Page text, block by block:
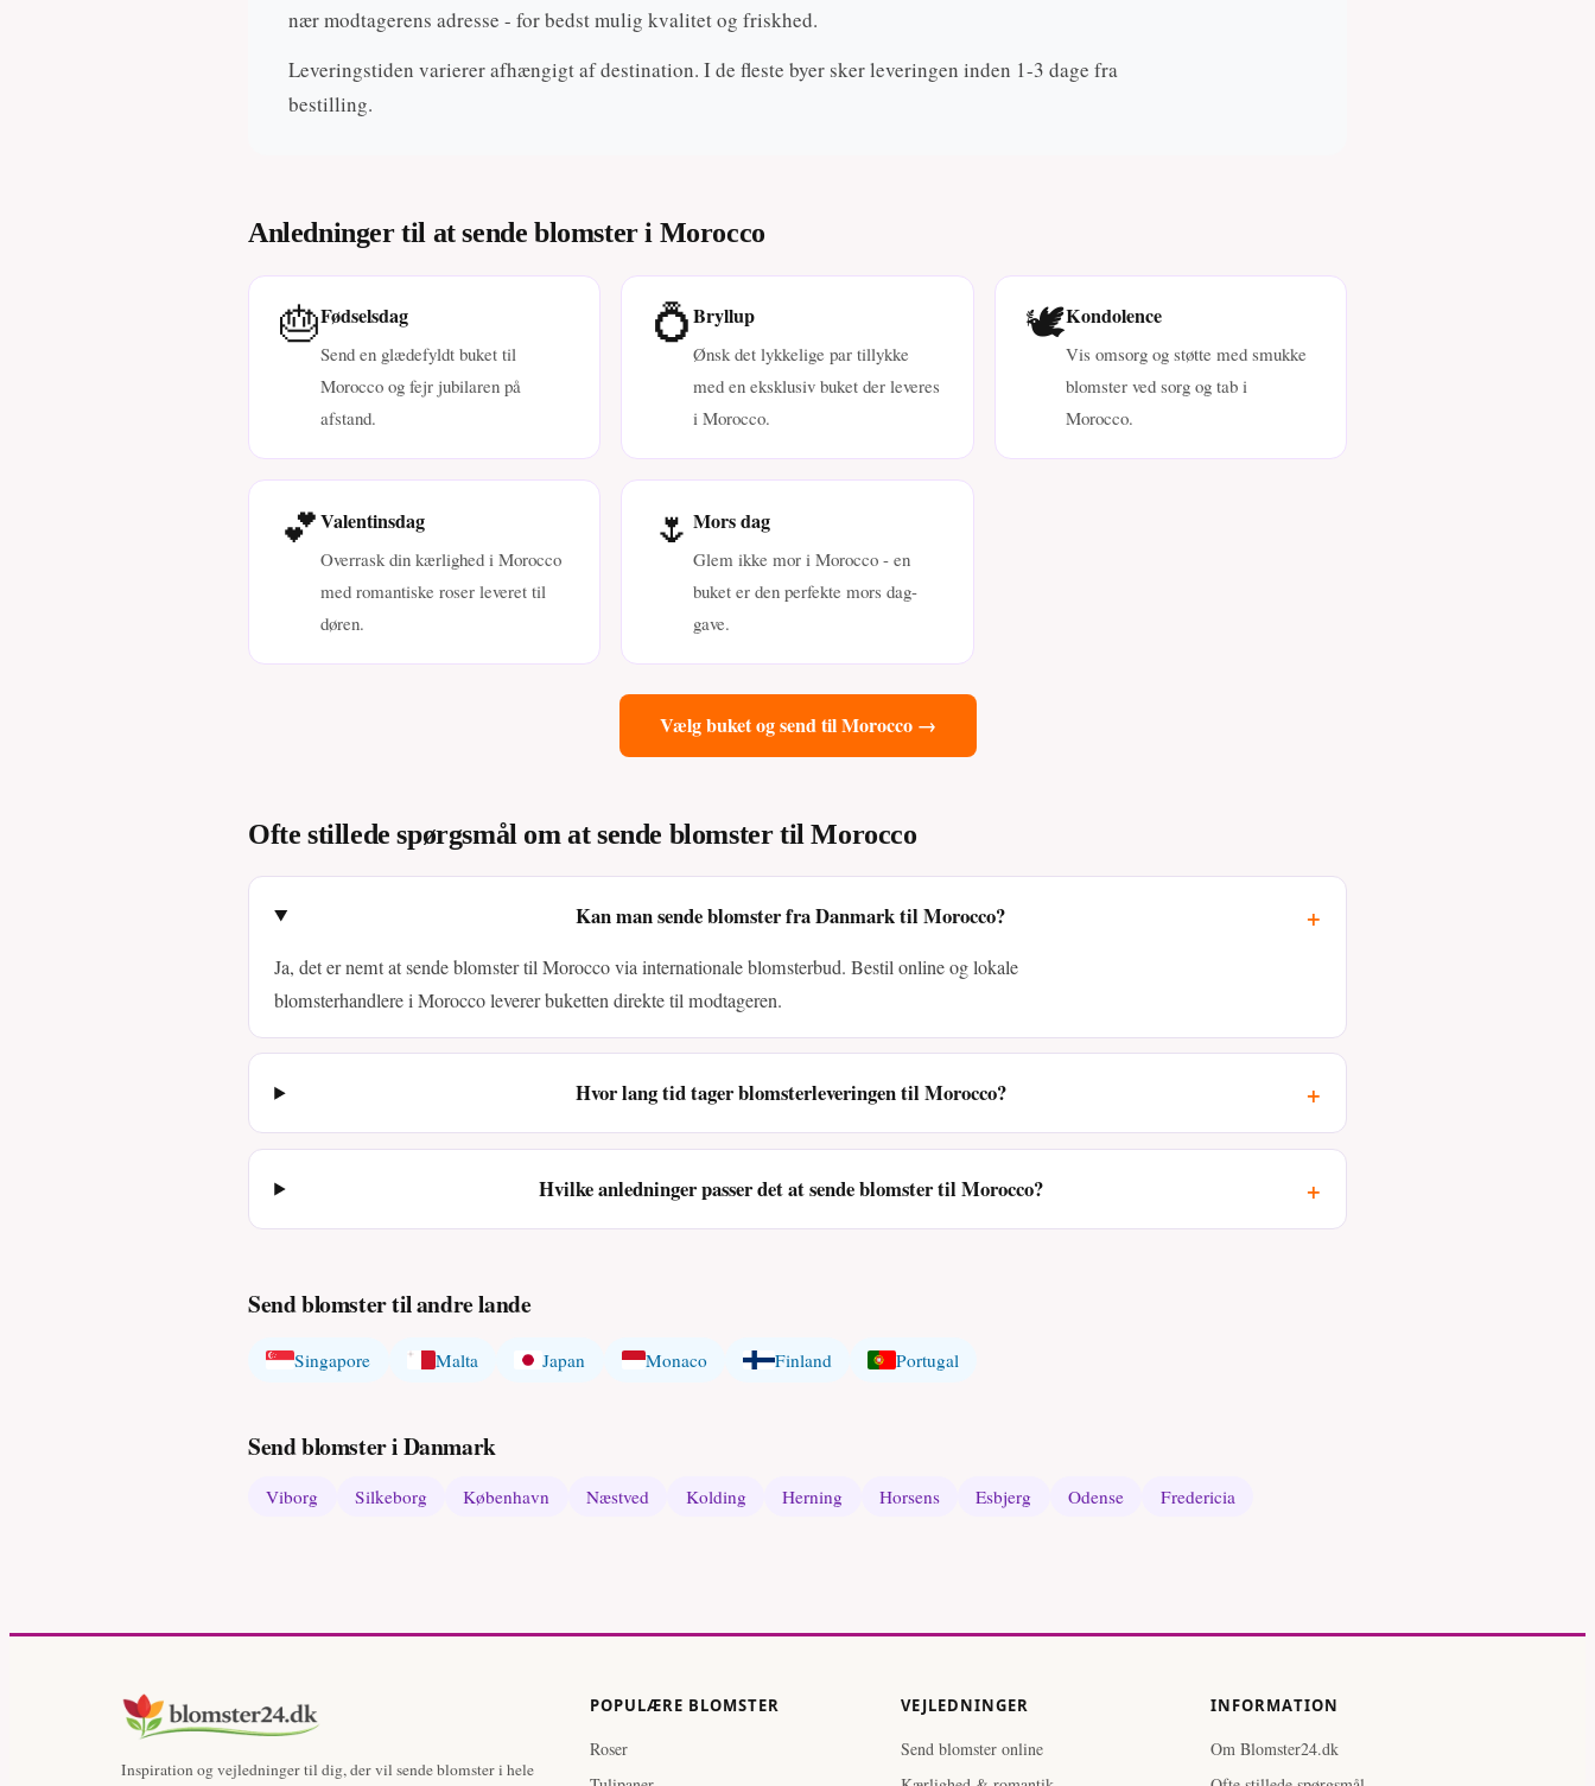
nær modtagerens adresse - for bedst mulig kvalitet og friskhed.
Leveringstiden varierer afhængigt af destination. I de fleste byer sker leveringen inden 1-3 dage fra
bestilling.
Anledninger til at sende blomster i Morocco
🎂Fødselsdag
Send en glædefyldt buket til
Morocco og fejr jubilaren på
afstand.
💍Bryllup
Ønsk det lykkelige par tillykke
med en eksklusiv buket der leveres
i Morocco.
🕊️Kondolence
Vis omsorg og støtte med smukke
blomster ved sorg og tab i
Morocco.
💕Valentinsdag
Overrask din kærlighed i Morocco
med romantiske roser leveret til
døren.
🌷 Mors dag
Glem ikke mor i Morocco - en
buket er den perfekte mors dag-
gave.
Vælg buket og send til Morocco →
Ofte stillede spørgsmål om at sende blomster til Morocco
Kan man sende blomster fra Danmark til Morocco? +
Ja, det er nemt at sende blomster til Morocco via internationale blomsterbud. Bestil online og lokale
blomsterhandlere i Morocco leverer buketten direkte til modtageren.
Hvor lang tid tager blomsterleveringen til Morocco? +
Hvilke anledninger passer det at sende blomster til Morocco? +
Send blomster til andre lande
Singapore Malta Japan Monaco Finland Portugal
Send blomster i Danmark
Viborg Silkeborg København Næstved Kolding Herning Horsens Esbjerg Odense Fredericia
Inspiration og vejledninger til dig, der vil sende blomster i hele
POPULÆRE BLOMSTER
Roser
VEJLEDNINGER
Send blomster online
INFORMATION
Om Blomster24.dk